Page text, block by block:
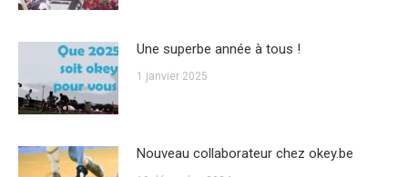
Une superbe année à tous !
1 janvier 2025
Nouveau collaborateur chez okey.be